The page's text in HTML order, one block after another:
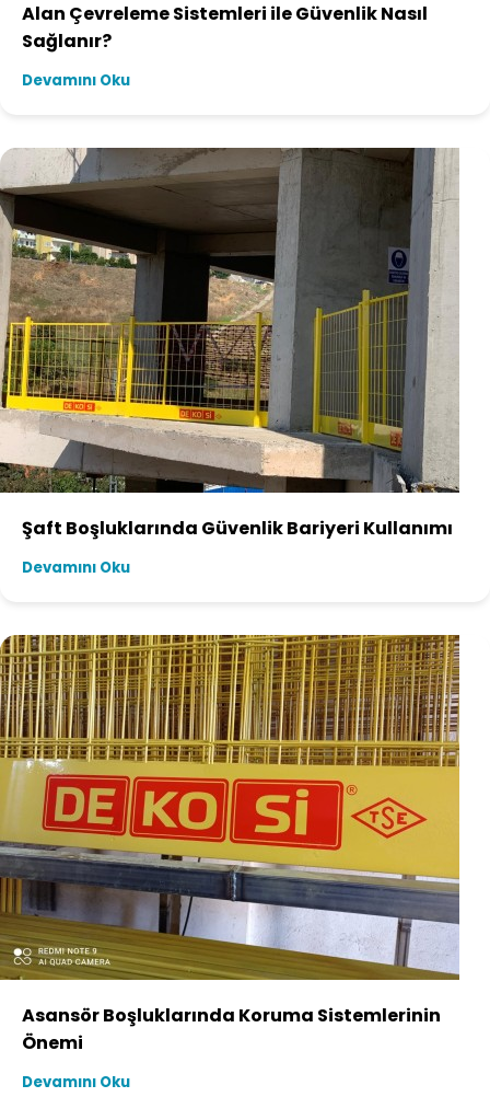
Alan Çevreleme Sistemleri ile Güvenlik Nasıl
Sağlanır?
Devamını Oku
Şaft Boşluklarında Güvenlik Bariyeri Kullanımı
Devamını Oku
Asansör Boşluklarında Koruma Sistemlerinin
Önemi
Devamını Oku